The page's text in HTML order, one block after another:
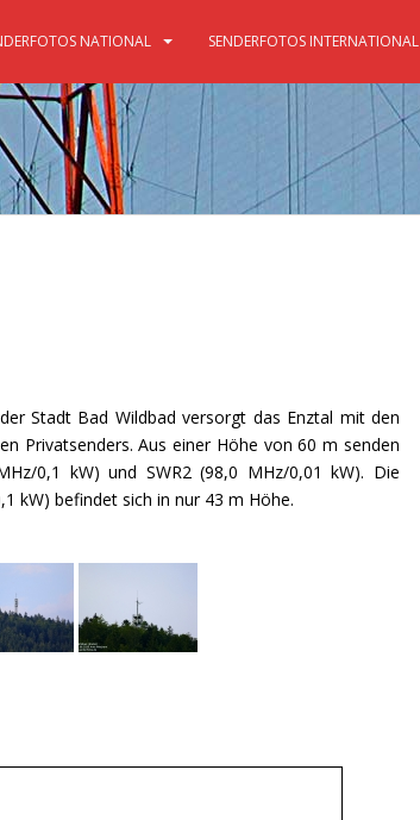
NATIONAL SENDERFOTOS INTERNATIONAL
Stadt Bad Wildbad versorgt das Enztal mit den
Privatsenders. Aus einer Höhe von 60 m senden
0,1 kW) und SWR2 (98,0 MHz/0,01 kW). Die
kW) befindet sich in nur 43 m Höhe.